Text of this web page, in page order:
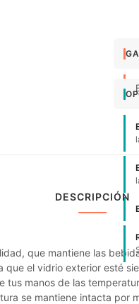
DESCRIPCIÓN
que mantiene las
que el vidrio exterior esté
manos de las
se mantiene intacta por